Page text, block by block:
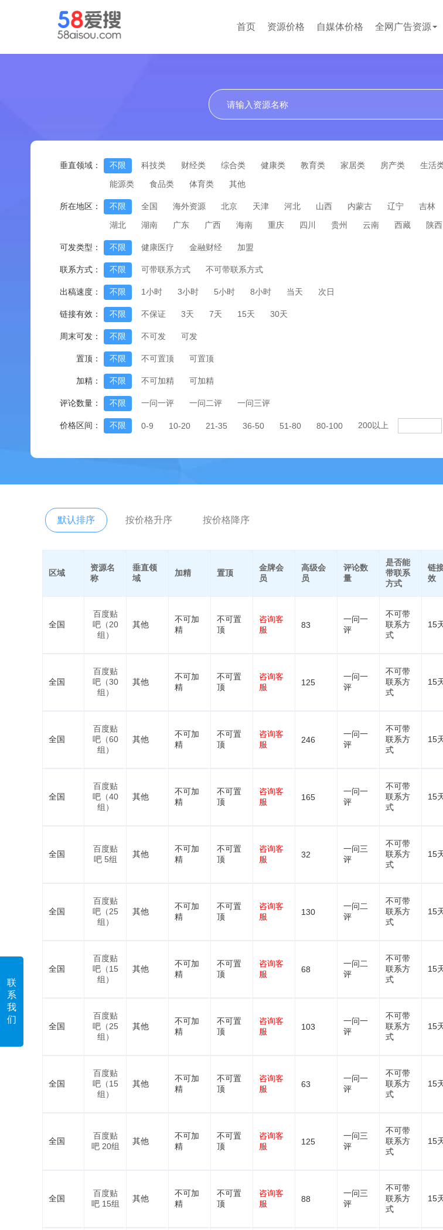
联
系
我
们
首页 资源价格 自媒体价格 全网广告资源
文案代写
垂直领域： 不限 科技类 财经类 综合类 健康类 教育类 家居类 房产类 生活
能源类
食品类 体育类 其他
所在地区： 不限 全国 海外资源 北京 天津 河北 山西 内蒙古 辽宁 吉林
湖北
湖南 广东 广西 海南 重庆 四川 贵州 云南 西藏 陕西
可发类型： 不限 健康医疗 金融财经 加盟
联系方式： 不限 可带联系方式 不可带联系方式
出稿速度： 不限 1小时 3小时 5小时 8小时 当天 次日
链接有效： 不限 不保证 3天 7天 15天 30天
周末可发： 不限 不可发 可发
置顶： 不限 不可置顶 可置顶
加精： 不限 不可加精 可加精
评论数量： 不限 一问一评 一问二评 一问三评
价格区间： 不限 0-9 10-20 21-35 36-50 51-80 80-100 200以上
默认排序 按价格升序 按价格降序
区域
资源名
称
垂直领
域
加精 置顶
金牌会
员
高级会
员
评论数
量
是否能
带联系
方式
链
效
全国
百度贴
吧（20
组）
其他
不可加
精
不可置
顶
咨询客
服
83
一问一
评
不可带
联系方
式
15
全国
百度贴
吧（30
组）
其他
不可加
精
不可置
顶
咨询客
服
125
一问一
评
不可带
联系方
式
15
全国
百度贴
吧（60
组）
其他
不可加
精
不可置
顶
咨询客
服
246
一问一
评
不可带
联系方
式
15
全国
百度贴
吧（40
组）
其他
不可加
精
不可置
顶
咨询客
服
165
一问一
评
不可带
联系方
式
15
全国
百度贴
吧 5组
其他
不可加
精
不可置
顶
咨询客
服
32
一问三
评
不可带
联系方
式
15
全国
百度贴
吧（25
组）
其他
不可加
精
不可置
顶
咨询客
服
130
一问二
评
不可带
联系方
式
15
全国
百度贴
吧（15
组）
其他
不可加
精
不可置
顶
咨询客
服
68
一问二
评
不可带
联系方
式
15
全国
百度贴
吧（25
组）
其他
不可加
精
不可置
顶
咨询客
服
103
一问一
评
不可带
联系方
式
15
全国
百度贴
吧（15
组）
其他
不可加
精
不可置
顶
咨询客
服
63
一问一
评
不可带
联系方
式
15
全国
百度贴
吧 20组
其他
不可加
精
不可置
顶
咨询客
服
125
一问三
评
不可带
联系方
式
15
全国
百度贴
吧 15组
其他
不可加
精
不可置
顶
咨询客
服
88
一问三
评
不可带
联系方
式
15